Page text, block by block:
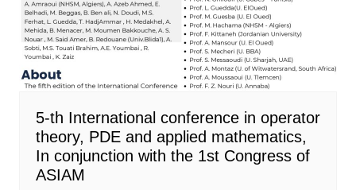
5-th International conference in operator
theory, PDE and applied mathematics,
In conjunction with the 1st Congress of
ASIAM